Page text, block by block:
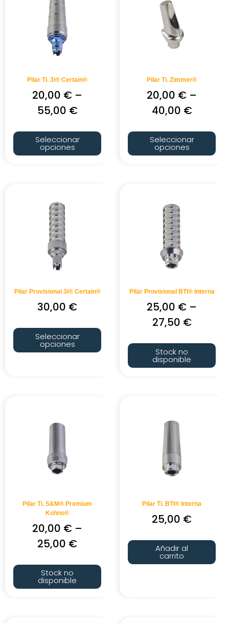
Pilar Ti. 3i® Certain®
20,00 € –
55,00 €
Seleccionar
opciones
Pilar Ti. Zimmer®
20,00 € –
40,00 €
Seleccionar
opciones
Pilar Provisional 3i® Certain®
30,00 €
Seleccionar
opciones
Pilar Provisional BTI® Interna
25,00 € –
27,50 €
Stock no
disponible
Pilar Ti. S&M® Premium
Kohno®
20,00 € –
25,00 €
Stock no
disponible
Pilar Ti. BTI® Interna
25,00 €
Añadir al
carrito